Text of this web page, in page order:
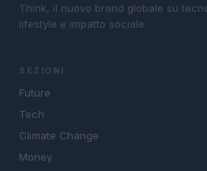
Think, il nuovo brand globale su
lifestyle e impatto sociale.
SEZIONI
Future
Tech
Climate Change
Money